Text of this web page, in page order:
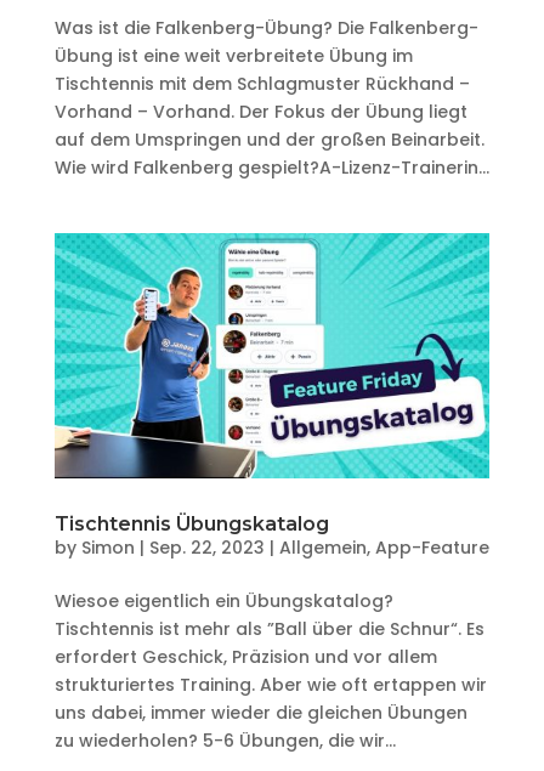
Was ist die Falkenberg-Übung? Die Falkenberg-
Übung ist eine weit verbreitete Übung im
Tischtennis mit dem Schlagmuster Rückhand –
Vorhand – Vorhand. Der Fokus der Übung liegt
auf dem Umspringen und der großen Beinarbeit.
Wie wird Falkenberg gespielt?A-Lizenz-Trainerin...
Tischtennis Übungskatalog
by Simon | Sep. 22, 2023 | Allgemein, App-Feature
Wiesoe eigentlich ein Übungskatalog?
Tischtennis ist mehr als ”Ball über die Schnur“. Es
erfordert Geschick, Präzision und vor allem
strukturiertes Training. Aber wie oft ertappen wir
uns dabei, immer wieder die gleichen Übungen
zu wiederholen? 5-6 Übungen, die wir...